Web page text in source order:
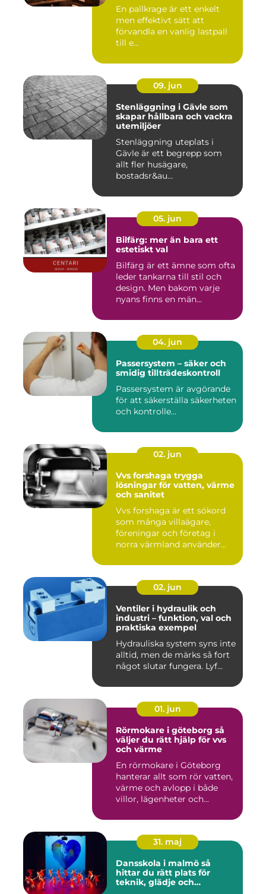
En pallkrage är ett enkelt
men effektivt sätt att
förvandla en vanlig lastpall
till e...
09. jun
Stenläggning i Gävle som
skapar hållbara och vackra
utemiljöer
Stenläggning uteplats i
Gävle är ett begrepp som
allt fler husägare,
bostadsr&au...
05. jun
Bilfärg: mer än bara ett
estetiskt val
Bilfärg är ett ämne som ofta
leder tankarna till stil och
design. Men bakom varje
nyans finns en män...
04. jun
Passersystem – säker och
smidig tillträdeskontroll
Passersystem är avgörande
för att säkerställa säkerheten
och kontrolle...
02. jun
Vvs forshaga trygga
lösningar för vatten, värme
och sanitet
Vvs forshaga är ett sökord
som många villaägare,
föreningar och företag i
norra värmland använder
02. jun
Ventiler i hydraulik och
industri – funktion, val och
praktiska exempel
Hydrauliska system syns inte
alltid, men de märks så fort
något slutar fungera. Lyf...
01. jun
Rörmokare i göteborg så
väljer du rätt hjälp för vvs
och värme
En rörmokare i Göteborg
hanterar allt som rör vatten,
värme och avlopp i både
villor, lägenheter och...
31. maj
Dansskola i malmö så
hittar du rätt plats för
teknik, glädje och